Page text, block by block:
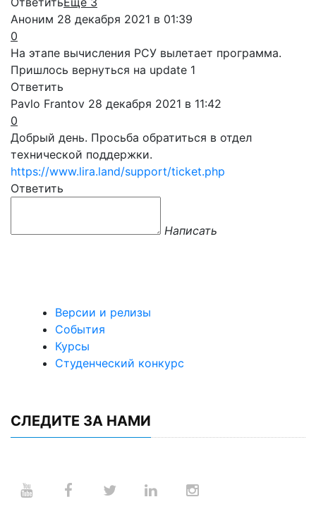
Аноним 28 декабря 2021 в 01:39
0
На этапе вычисления РСУ вылетает программа.
Пришлось вернуться на update 1
Ответить
Pavlo Frantov 28 декабря 2021 в 11:42
0
Добрый день. Просьба обратиться в отдел
технической поддержки.
https://www.lira.land/support/ticket.php
Ответить
Написать
Версии и релизы
События
Курсы
Студенческий конкурс
СЛЕДИТЕ ЗА НАМИ